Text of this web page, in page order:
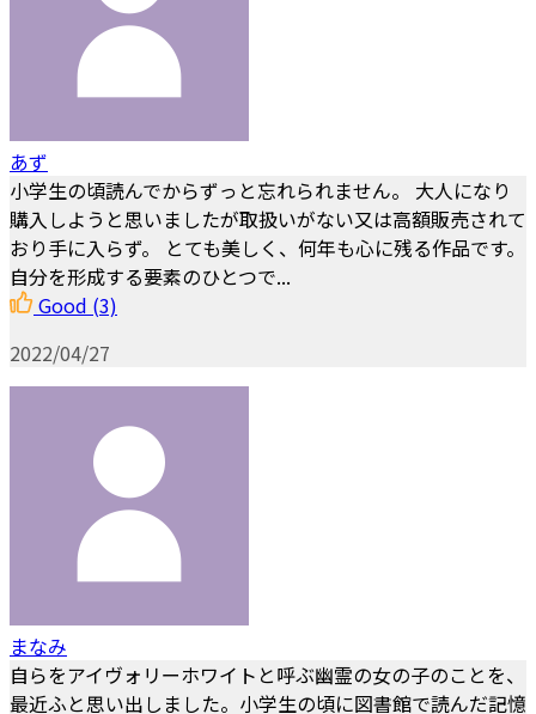
あず
小学生の頃読んでからずっと忘れられません。 大人になり
購入しようと思いましたが取扱いがない又は高額販売されて
おり手に入らず。 とても美しく、何年も心に残る作品です。
自分を形成する要素のひとつで...
Good (3)
2022/04/27
まなみ
自らをアイヴォリーホワイトと呼ぶ幽霊の女の子のことを、
最近ふと思い出しました。小学生の頃に図書館で読んだ記憶